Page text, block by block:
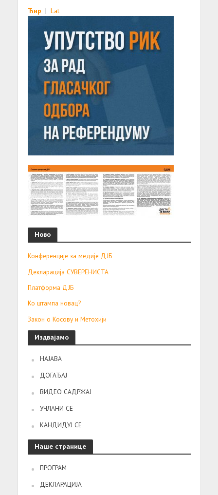
Ћир | Lat
Ново
Конференције за медије ДЈБ
Декларација СУВЕРЕНИСТА
Платформа ДЈБ
Ко штампа новац?
Закон о Косову и Метохији
Издвајамо
НАЈАВА
ДОГАЂАЈ
ВИДЕО САДРЖАЈ
УЧЛАНИ СЕ
КАНДИДУЈ СЕ
Наше странице
ПРОГРАМ
ДЕКЛАРАЦИЈА